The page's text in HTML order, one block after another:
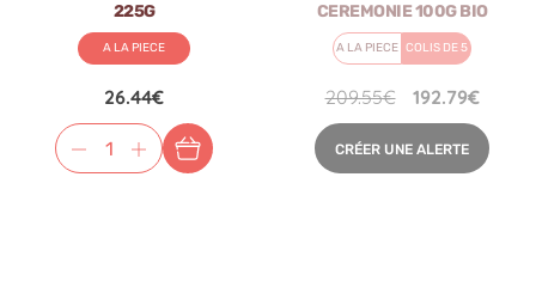
225G
A LA PIECE
26.44€
CEREMONIE 100G BIO
A LA PIECE COLIS DE 5
209.55€ 192.79€
CRÉER UNE ALERTE